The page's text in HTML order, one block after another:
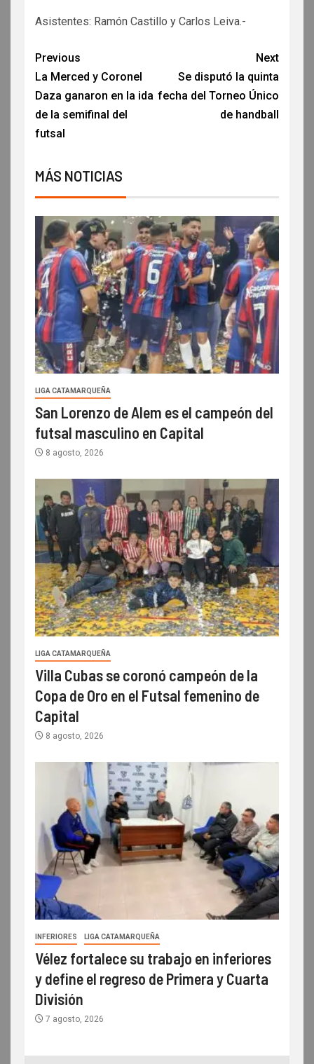
Asistentes: Ramón Castillo y Carlos Leiva.-
Previous
La Merced y Coronel
Daza ganaron en la ida
de la semifinal del
futsal
Next
Se disputó la quinta
fecha del Torneo Único
de handball
MÁS NOTICIAS
LIGA CATAMARQUEÑA
San Lorenzo de Alem es el campeón del
futsal masculino en Capital
8 agosto, 2026
LIGA CATAMARQUEÑA
Villa Cubas se coronó campeón de la
Copa de Oro en el Futsal femenino de
Capital
8 agosto, 2026
INFERIORES LIGA CATAMARQUEÑA
Vélez fortalece su trabajo en inferiores
y define el regreso de Primera y Cuarta
División
7 agosto, 2026